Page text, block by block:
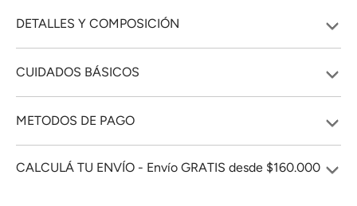
DETALLES Y COMPOSICIÓN
CUIDADOS BÁSICOS
METODOS DE PAGO
CALCULÁ TU ENVÍO - Envío GRATIS desde $160.000